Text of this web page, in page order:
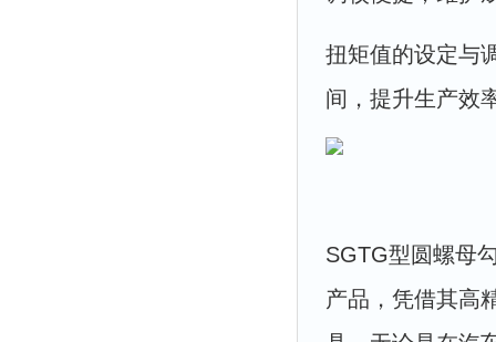
扭矩值的设定与
间，提升生产效
SGTG型圆螺母
产品，凭借其高